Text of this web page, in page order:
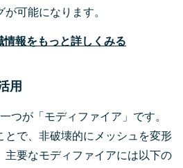
可能になります。
報をもっと詳しくみる
用
つが「モディファイア」です。
とで、非破壊的にメッシュを変形
主要なモディファイアには以下の